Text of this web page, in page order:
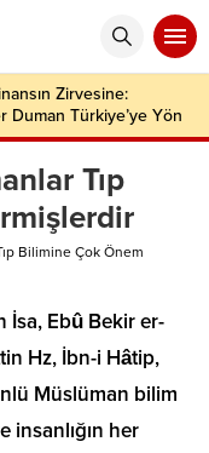
Zirvesine:
Duman Türkiye’ye Yön
Tıp
Bilimine Çok Önem
İsa, Ebû Bekir er-
Hz, İbn-i Hâtip,
Müslüman bilim
insanlığın her